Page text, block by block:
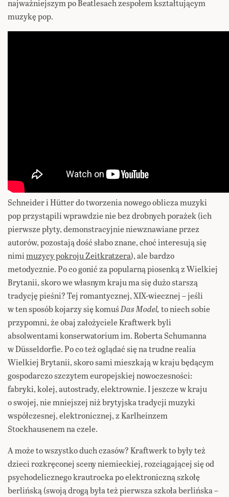
najważniejszym po Beatlesach zespołem kształtującym
muzykę pop.
Schneider i Hütter do tworzenia nowego oblicza muzyki
pop przystąpili wprawdzie nie bez drobnych porażek (ich
pierwsze płyty, demonstracyjnie niewznawiane przez
autorów, pozostają dość słabo znane, choć interesują się
nimimuzycy pokroju Zeitkratzera), ale bardzo
metodycznie. Po co gonić za popularną piosenką z Wielkiej
Brytanii, skoro we własnym kraju ma się dużo starszą
tradycję pieśni? Tej romantycznej, XIX-wiecznej – jeśli
w ten sposób kojarzy się komuśDas Model,to niech sobie
przypomni, że obaj założyciele Kraftwerk byli
absolwentami konserwatorium im. Roberta Schumanna
w Düsseldorfie. Po co też oglądać się na trudne realia
Wielkiej Brytanii, skoro sami mieszkają w kraju będącym
gospodarczo szczytem europejskiej nowoczesności:
fabryki, kolej, autostrady, elektrownie. I jeszcze w kraju
o swojej, nie mniejszej niż brytyjska tradycji muzyki
współczesnej, elektronicznej, z Karlheinzem
Stockhausenem na czele.
A może to wszystko duch czasów? Kraftwerk to były też
dzieci rozkręconej sceny niemieckiej, rozciągającej się od
psychodelicznego krautrocka po elektroniczną szkołę
berlińską (swoją drogą była też pierwsza szkoła berlińska –